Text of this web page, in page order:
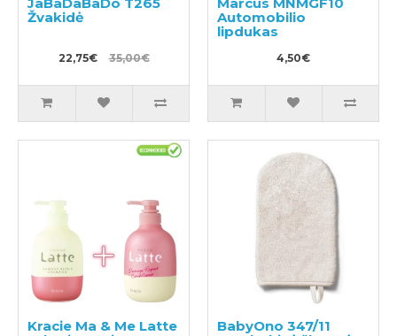
Žvakidė
22,75€ 35,00€
Automobilio
lipdukas
4,50€
Kracie Ma & Me Latte
BabyOno 347/11